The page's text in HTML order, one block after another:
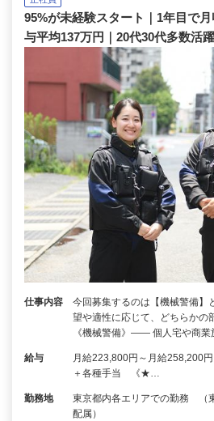
95%が未経験スタート｜1年目で
与平均137万円｜20代30代多数活躍
仕事内容
今回募集するのは【機械警備】
望や適性に応じて、どちらか
《機械警備》―― 個人宅や商
給与
月給223,800円～月給258,200
＋各種手当 《★…
勤務地
東京都内各エリアでの勤務 （
配属）